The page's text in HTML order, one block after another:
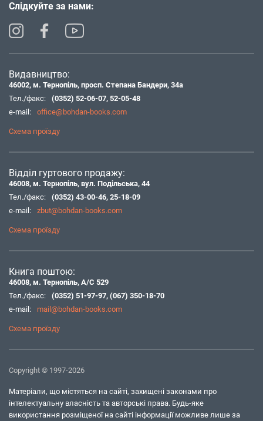
Слідкуйте за нами:
Видавництво:
46002, м. Тернопіль, просп. Степана Бандери, 34а
Тел./факс:
(0352) 52-06-07, 52-05-48
e-mail:
office@bohdan-books.com
Схема проїзду
Відділ гуртового продажу:
46008, м. Тернопіль, вул. Подільська, 44
Тел./факс:
(0352) 43-00-46, 25-18-09
e-mail:
zbut@bohdan-books.com
Схема проїзду
Книга поштою:
46008, м. Тернопіль, А/С 529
Тел./факс:
(0352) 51-97-97, (067) 350-18-70
e-mail:
mail@bohdan-books.com
Схема проїзду
Copyright © 1997-2026
Матеріали, що містяться на сайті, захищені законами про
інтелектуальну власність та авторські права. Будь-яке
використання розміщеної на сайті інформації можливе лише за